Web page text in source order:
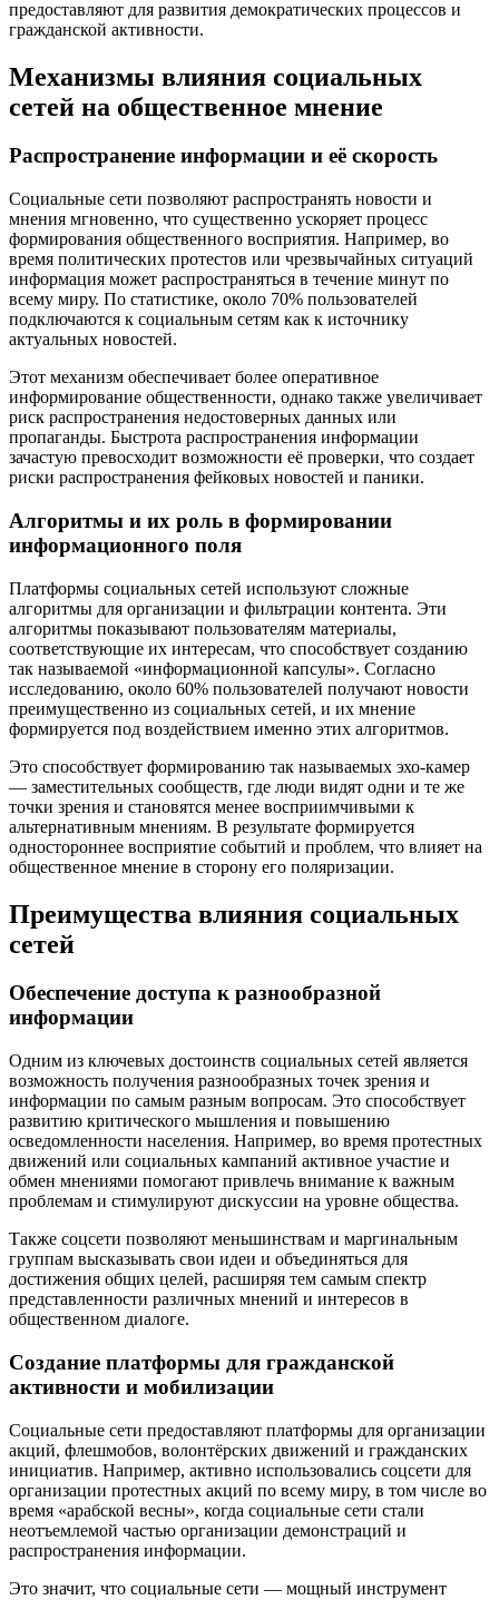
предоставляют для развития демократических процессов и
гражданской активности.
Механизмы влияния социальных
сетей на общественное мнение
Распространение информации и её скорость
Социальные сети позволяют распространять новости и
мнения мгновенно, что существенно ускоряет процесс
формирования общественного восприятия. Например, во
время политических протестов или чрезвычайных ситуаций
информация может распространяться в течение минут по
всему миру. По статистике, около 70% пользователей
подключаются к социальным сетям как к источнику
актуальных новостей.
Этот механизм обеспечивает более оперативное
информирование общественности, однако также увеличивает
риск распространения недостоверных данных или
пропаганды. Быстрота распространения информации
зачастую превосходит возможности её проверки, что создает
риски распространения фейковых новостей и паники.
Алгоритмы и их роль в формировании
информационного поля
Платформы социальных сетей используют сложные
алгоритмы для организации и фильтрации контента. Эти
алгоритмы показывают пользователям материалы,
соответствующие их интересам, что способствует созданию
так называемой «информационной капсулы». Согласно
исследованию, около 60% пользователей получают новости
преимущественно из социальных сетей, и их мнение
формируется под воздействием именно этих алгоритмов.
Это способствует формированию так называемых эхо-камер
— заместительных сообществ, где люди видят одни и те же
точки зрения и становятся менее восприимчивыми к
альтернативным мнениям. В результате формируется
одностороннее восприятие событий и проблем, что влияет на
общественное мнение в сторону его поляризации.
Преимущества влияния социальных
сетей
Обеспечение доступа к разнообразной
информации
Одним из ключевых достоинств социальных сетей является
возможность получения разнообразных точек зрения и
информации по самым разным вопросам. Это способствует
развитию критического мышления и повышению
осведомленности населения. Например, во время протестных
движений или социальных кампаний активное участие и
обмен мнениями помогают привлечь внимание к важным
проблемам и стимулируют дискуссии на уровне общества.
Также соцсети позволяют меньшинствам и маргинальным
группам высказывать свои идеи и объединяться для
достижения общих целей, расширяя тем самым спектр
представленности различных мнений и интересов в
общественном диалоге.
Создание платформы для гражданской
активности и мобилизации
Социальные сети предоставляют платформы для организации
акций, флешмобов, волонтёрских движений и гражданских
инициатив. Например, активно использовались соцсети для
организации протестных акций по всему миру, в том числе во
время «арабской весны», когда социальные сети стали
неотъемлемой частью организации демонстраций и
распространения информации.
Это значит, что социальные сети — мощный инструмент